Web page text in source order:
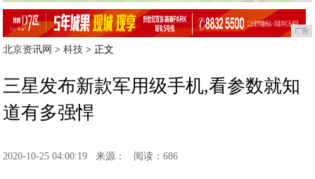
广告
北京资讯网 >科技 > 正文
三星发布新款军用级手机,看参数就知
道有多强悍
2020-10-25 04:00:19 来源： 阅读：686